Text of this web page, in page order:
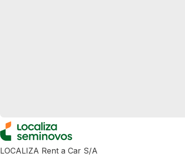
LOCALIZA Rent a Car S/A